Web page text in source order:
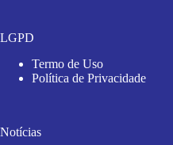
LGPD
Termo de Uso
Política de Privacidade
Notícias